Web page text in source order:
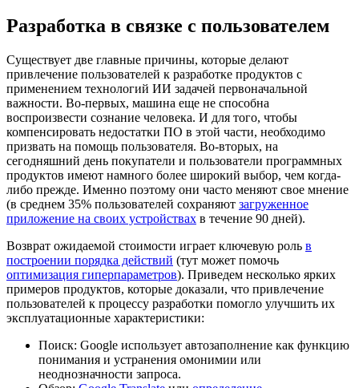
Разработка в связке с пользователем
Существует две главные причины, которые делают
привлечение пользователей к разработке продуктов с
применением технологий ИИ задачей первоначальной
важности. Во-первых, машина еще не способна
воспроизвести сознание человека. И для того, чтобы
компенсировать недостатки ПО в этой части, необходимо
призвать на помощь пользователя. Во-вторых, на
сегодняшний день покупатели и пользователи программных
продуктов имеют намного более широкий выбор, чем когда-
либо прежде. Именно поэтому они часто меняют свое мнение
(в среднем 35% пользователей сохраняют загруженное
приложение на своих устройствах в течение 90 дней).
Возврат ожидаемой стоимости играет ключевую роль в
построении порядка действий (тут может помочь
оптимизация гиперпараметров). Приведем несколько ярких
примеров продуктов, которые доказали, что привлечение
пользователей к процессу разработки помогло улучшить их
эксплуатационные характеристики:
Поиск: Google использует автозаполнение как функцию
понимания и устранения омонимии или
неоднозначности запроса.